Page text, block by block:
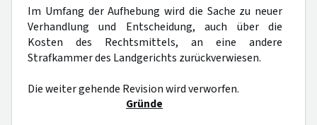
Im Umfang der Aufhebung wird die Sache zu neuer
Verhandlung und Entscheidung, auch über die
Kosten des Rechtsmittels, an eine andere
Strafkammer des Landgerichts zurückverwiesen.
Die weiter gehende Revision wird verworfen.
Gründe